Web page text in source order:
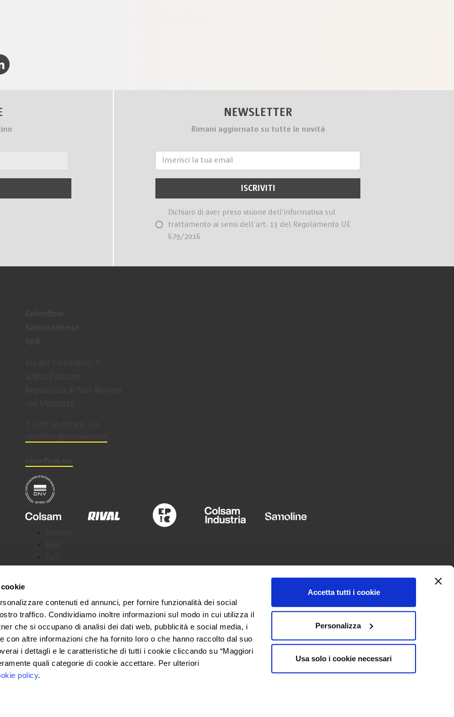
contenuti ed annunci, per fornire funzionalità dei social
traffico. Condividiamo inoltre informazioni sul modo in cui utilizza il
che si occupano di analisi dei dati web, pubblicità e social media, i
con altre informazioni che ha fornito loro o che hanno raccolto dal suo
i dettagli e le caratteristiche di tutti i cookie cliccando su “Maggiori
quali categorie di cookie accettare. Per ulteriori
policy.
Accetta tutti i cookie
Personalizza
Usa solo i cookie necessari
NEWSLETTER
Rimani aggiornato su tutte le novitá
Dichiaro di aver preso visione dell’informativa sul
trattamento ai sensi dell’art. 13 del Regolamento UE
679/2016
Privacy Policy
Cookie Policy
Facebook
Instagram
LINGUA
Italiano